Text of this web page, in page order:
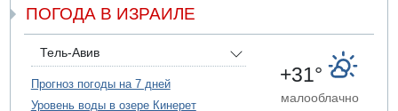
07.08.2026 20:41
Ynet: "Хизбалла" запустила БПЛА со взрывчаткой по
07.08.2026 19:16
ДТП в Ашдоде: тяжело ранены двое маленьких детей
07.08.2026 19:14
ПОГОДА В ИЗРАИЛЕ
Тель-Авив
Прогноз погоды на 7 дней
Уровень воды в озере Кинерет
+31°
малооблачно